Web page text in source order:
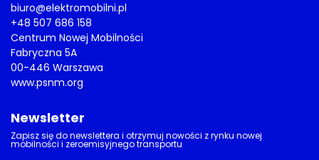
biuro@elektromobilni.pl
+48 507 686 158
Centrum Nowej Mobilności
Fabryczna 5A
00-446 Warszawa
www.psnm.org
Newsletter
Zapisz się do newslettera i otrzymuj nowości z rynku nowej
mobilności i zeroemisyjnego transportu